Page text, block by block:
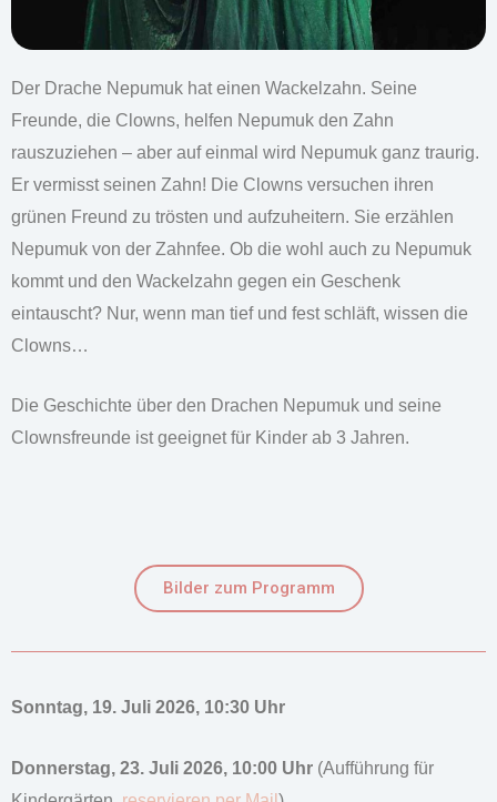
Der Drache Nepumuk hat einen Wackelzahn. Seine
Freunde, die Clowns, helfen Nepumuk den Zahn
rauszuziehen – aber auf einmal wird Nepumuk ganz traurig.
Er vermisst seinen Zahn! Die Clowns versuchen ihren
grünen Freund zu trösten und aufzuheitern. Sie erzählen
Nepumuk von der Zahnfee. Ob die wohl auch zu Nepumuk
kommt und den Wackelzahn gegen ein Geschenk
eintauscht? Nur, wenn man tief und fest schläft, wissen die
Clowns…
Die Geschichte über den Drachen Nepumuk und seine
Clownsfreunde ist geeignet für Kinder ab 3 Jahren.
Bilder zum Programm
Sonntag, 19. Juli 2026, 10:30 Uhr
Donnerstag, 23. Juli 2026, 10:00 Uhr (Aufführung für